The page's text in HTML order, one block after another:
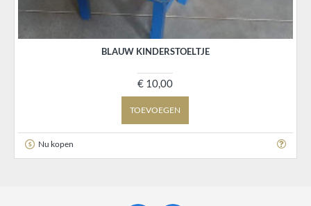
BLAUW KINDERSTOELTJE
€ 10,00
TOEVOEGEN
Nu kopen